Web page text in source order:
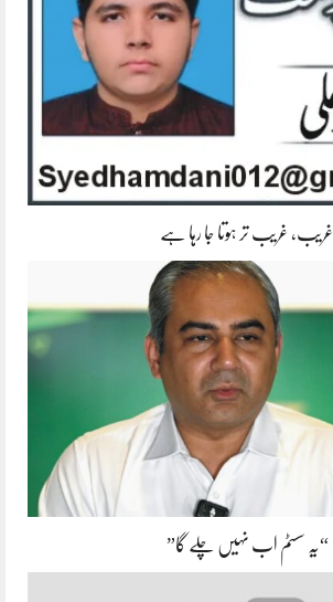
غریب، غریب تر ہوتا جا رہا ہے
“یہ سسٹم اب نہیں چلے گا”